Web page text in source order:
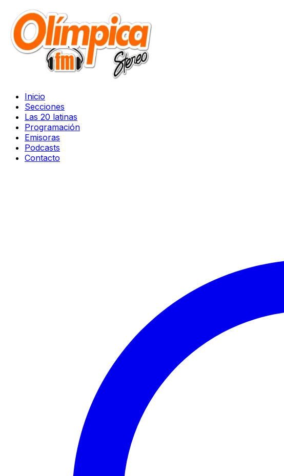
Inicio
Secciones
Las 20 latinas
Programación
Emisoras
Podcasts
Contacto